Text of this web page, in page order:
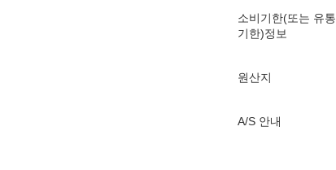
소비기한(또는 유통
기한)정보
원산지
A/S 안내